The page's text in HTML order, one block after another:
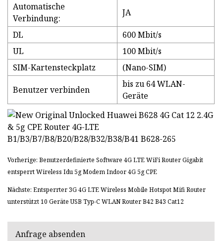
Automatische
Verbindung:
JA
DL
600 Mbit/s
UL
100 Mbit/s
SIM-Kartensteckplatz
(Nano-SIM)
Benutzer verbinden
bis zu 64 WLAN-
Geräte
Vorherige: Benutzerdefinierte Software 4G LTE WiFi Router Gigabit
entsperrt Wireless Idu 5g Modem Indoor 4G 5g CPE
Nächste: Entsperrter 3G 4G LTE Wireless Mobile Hotspot Mifi Router
unterstützt 10 Geräte USB Typ-C WLAN Router B42 B43 Cat12
Anfrage absenden